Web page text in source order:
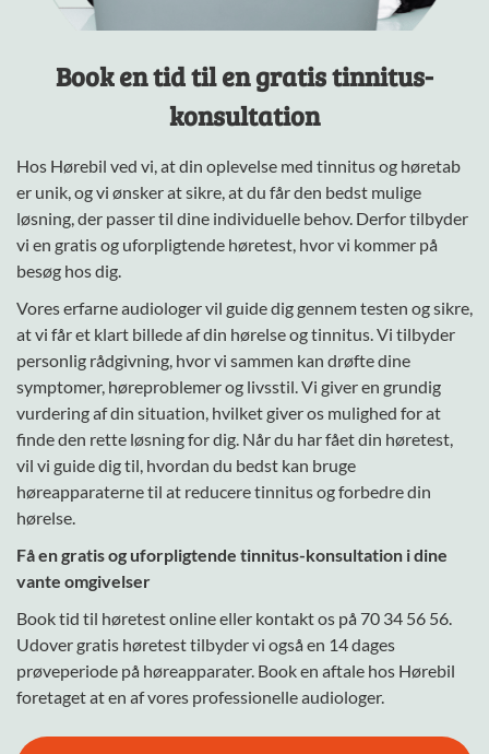
Book en tid til en gratis tinnitus-
konsultation
Hos Hørebil ved vi, at din oplevelse med tinnitus og høretab
er unik, og vi ønsker at sikre, at du får den bedst mulige
løsning, der passer til dine individuelle behov. Derfor tilbyder
vi en gratis og uforpligtende høretest, hvor vi kommer på
besøg hos dig.
Vores erfarne audiologer vil guide dig gennem testen og sikre,
at vi får et klart billede af din hørelse og tinnitus.Vi tilbyder
personlig rådgivning, hvor vi sammen kan drøfte dine
symptomer, høreproblemer og livsstil. Vi giver en grundig
vurdering af din situation, hvilket giver os mulighed for at
finde den rette løsning for dig. Når du har fået din høretest,
vil vi guide dig til, hvordan du bedst kan bruge
høreapparaterne til at reducere tinnitus og forbedre din
hørelse.
Få en gratis og uforpligtende tinnitus-konsultation i dine
vante omgivelser
Book tid til høretest onlineeller kontakt os på 70 34 56 56.
Udover gratis høretest tilbyder vi også en 14 dages
prøveperiode på høreapparater. Book en aftale hos Hørebil
foretaget at en af ​​vores professionelle audiologer.